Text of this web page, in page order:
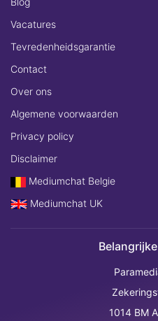
Vacatures
Tevredenheidsgarantie
Contact
Over ons
Algemene voorwaarden
Privacy policy
Disclaimer
Mediumchat Belgie
Mediumchat UK
1014 BM